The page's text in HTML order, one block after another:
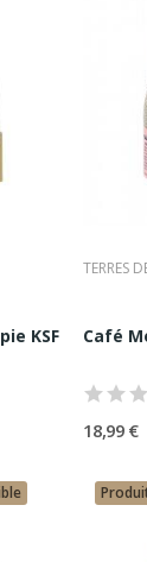
une
une longueur en
sous pression.
espressos
la clarté, la
légers révèlent
Press)
ronds, structurés,
KSF Goma
TERRES
Café
18,99 €